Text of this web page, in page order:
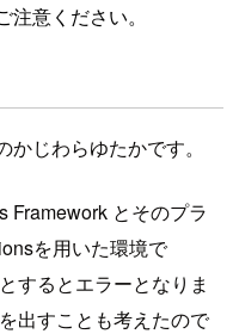
意ください。
じわらゆたかです。
Framework とそのプラ
を用いた環境で
するとエラーとなりま
出すことも考えたので